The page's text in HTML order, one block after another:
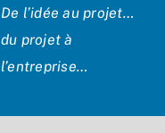
De l’idée au projet…
du projet à
l’entreprise…